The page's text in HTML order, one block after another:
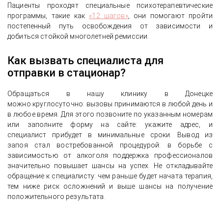
Пациенты проходят специальные психотерапевтические
программы, такие как «12 шагов», они помогают пройти
постепенный путь освобождения от зависимости и
добиться стойкой многолетней ремиссии.
Как вызвать специалиста для
отправки в стационар?
Обращаться в нашу клинику в Донецке
можно круглосуточно: вызовы принимаются в любой день и
в любое время. Для этого позвоните по указанным номерам
или заполните форму на сайте: укажите адрес, и
специалист прибудет в минимальные сроки. Вывод из
запоя стал востребованной процедурой: в борьбе с
зависимостью от алкоголя поддержка профессионалов
значительно повышает шансы на успех. Не откладывайте
обращение к специалисту: чем раньше будет начата терапия,
тем ниже риск осложнений и выше шансы на получение
положительного результата.